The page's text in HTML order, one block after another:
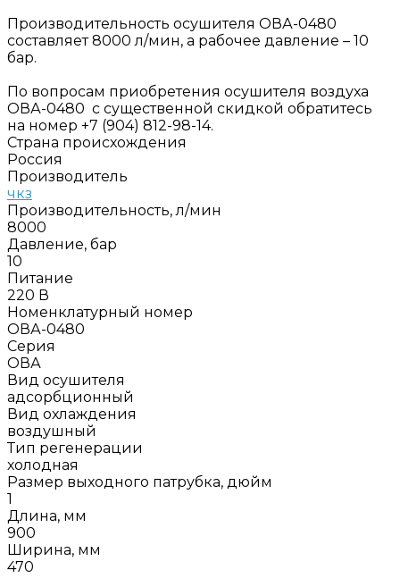
Производительность осушителя ОВА-0480
составляет 8000 л/мин, а рабочее давление – 10
бар.
По вопросам приобретения осушителя воздуха
ОВА-0480 с существенной скидкой обратитесь
на номер +7 (904) 812-98-14.
Страна происхождения
Россия
Производитель
чкз
Производительность, л/мин
8000
Давление, бар
10
Питание
220 В
Номенклатурный номер
ОВА-0480
Серия
ОВА
Вид осушителя
адсорбционный
Вид охлаждения
воздушный
Тип регенерации
холодная
Размер выходного патрубка, дюйм
1
Длина, мм
900
Ширина, мм
470